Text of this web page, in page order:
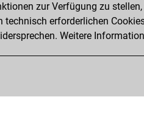
28, 2021
your Fritz account
zur Verfügung zu
erforderlichen
Weitere